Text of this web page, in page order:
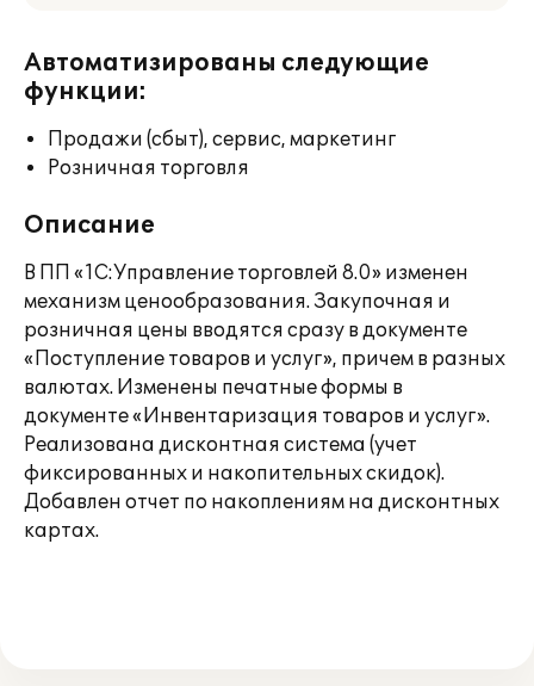
Автоматизированы следующие
функции:
Продажи (сбыт), сервис, маркетинг
Розничная торговля
Описание
В ПП «1С:Управление торговлей 8.0» изменен
механизм ценообразования. Закупочная и
розничная цены вводятся сразу в документе
«Поступление товаров и услуг», причем в разных
валютах. Изменены печатные формы в
документе «Инвентаризация товаров и услуг».
Реализована дисконтная система (учет
фиксированных и накопительных скидок).
Добавлен отчет по накоплениям на дисконтных
картах.